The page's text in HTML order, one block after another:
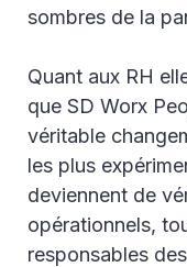
sombres de la
Quant aux RH
que SD Worx
véritable
les plus
deviennent de
opérationnels,
responsables